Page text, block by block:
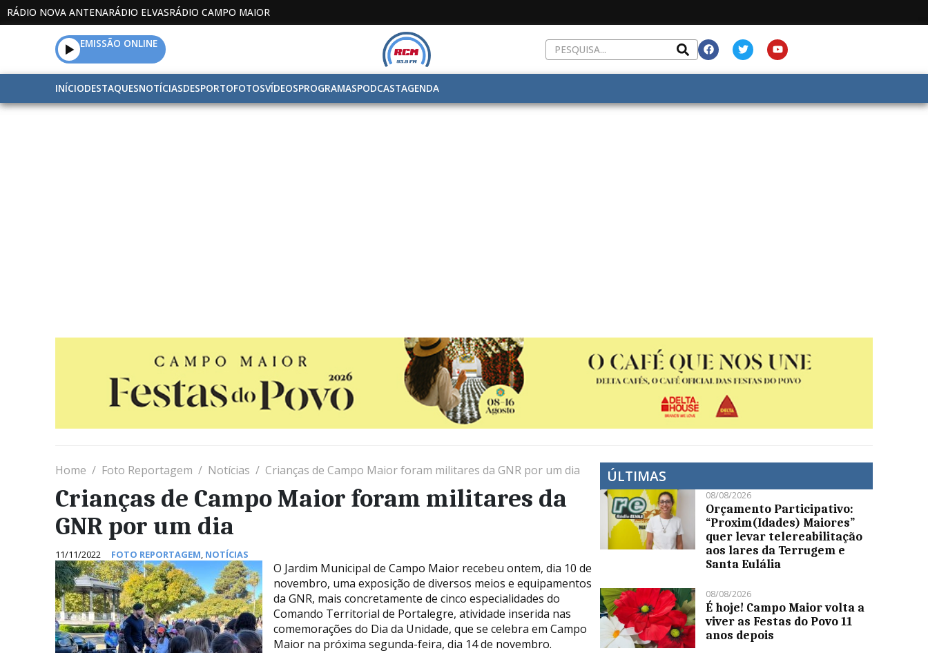
RÁDIO NOVA ANTENARÁDIO ELVASRÁDIO CAMPO MAIOR
EMISSÃO ONLINE
INÍCIODESTAQUESNOTÍCIASDESPORTOFOTOSVÍDEOSPROGRAMASPODCASTAGENDA
Home Foto Reportagem Notícias Crianças de Campo Maior foram militares da GNR por um dia
Crianças de Campo Maior foram militares da
GNR por um dia
11/11/2022 FOTO REPORTAGEM, NOTÍCIAS
O Jardim Municipal de Campo Maior recebeu ontem, dia 10 de
novembro, uma exposição de diversos meios e equipamentos
da GNR, mais concretamente de cinco especialidades do
Comando Territorial de Portalegre, atividade inserida nas
comemorações do Dia da Unidade, que se celebra em Campo
Maior na próxima segunda-feira, dia 14 de novembro.
ÚLTIMAS
08/08/2026
Orçamento Participativo:
“Proxim(Idades) Maiores”
quer levar telereabilitação
aos lares da Terrugem e
Santa Eulália
08/08/2026
É hoje! Campo Maior volta a
viver as Festas do Povo 11
anos depois